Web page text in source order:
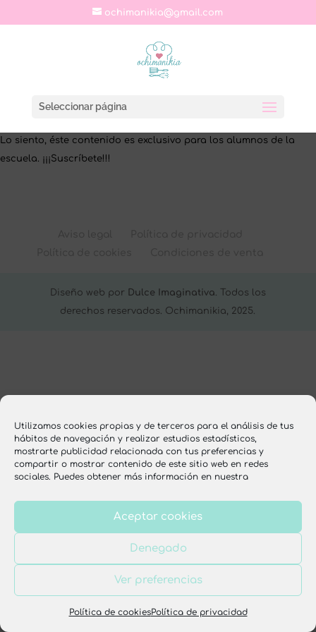
Utilizamos cookies propias y de terceros para el análisis de tus
hábitos de navegación y realizar estudios estadísticos,
mostrarte publicidad relacionada con tus preferencias y
compartir o mostrar contenido de este sitio web en redes
sociales. Puedes obtener más información en nuestra
Aceptar cookies
Denegado
Ver preferencias
Política de cookiesPolítica de privacidad
ochimanikia@gmail.com
Seleccionar página
Lo siento, éste contenido es exclusivo para los alumnos de la
escuela. ¡¡¡Suscríbete!!!
Diseño web por Dulce Imaginativa. Todos los
derechos reservados. Ochimanikia, 2025.